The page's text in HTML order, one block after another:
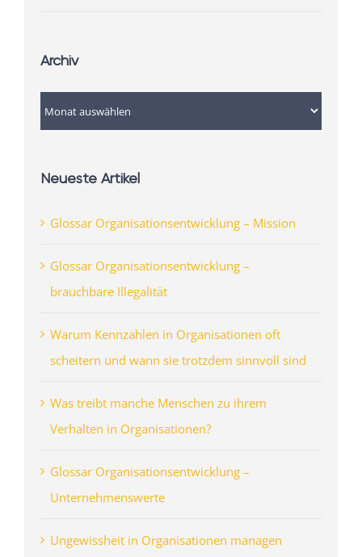
Archiv
Archiv
Neueste Artikel
Glossar Organisationsentwicklung – Mission
Glossar Organisationsentwicklung –
brauchbare Illegalität
Warum Kennzahlen in Organisationen oft
scheitern und wann sie trotzdem sinnvoll sind
Was treibt manche Menschen zu ihrem
Verhalten in Organisationen?
Glossar Organisationsentwicklung –
Unternehmenswerte
Ungewissheit in Organisationen managen